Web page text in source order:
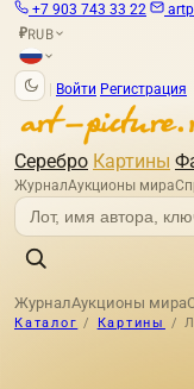
+7 903 743 33 22
₽RUB
Войти Регистрация
Серебро Картины
ЖурналАукционы мира
ЖурналАукционы мира
Каталог / Картины /